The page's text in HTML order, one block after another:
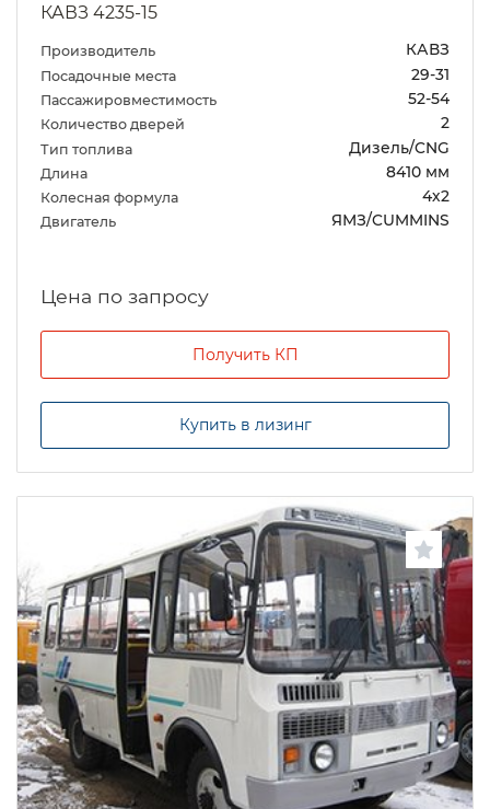
КАВЗ 4235-15
Производитель КАВЗ
Посадочные места 29-31
Пассажировместимость 52-54
Количество дверей 2
Тип топлива Дизель/CNG
Длина 8410 мм
Колесная формула 4х2
Двигатель ЯМЗ/CUMMINS
Цена по запросу
Получить КП
Купить в лизинг